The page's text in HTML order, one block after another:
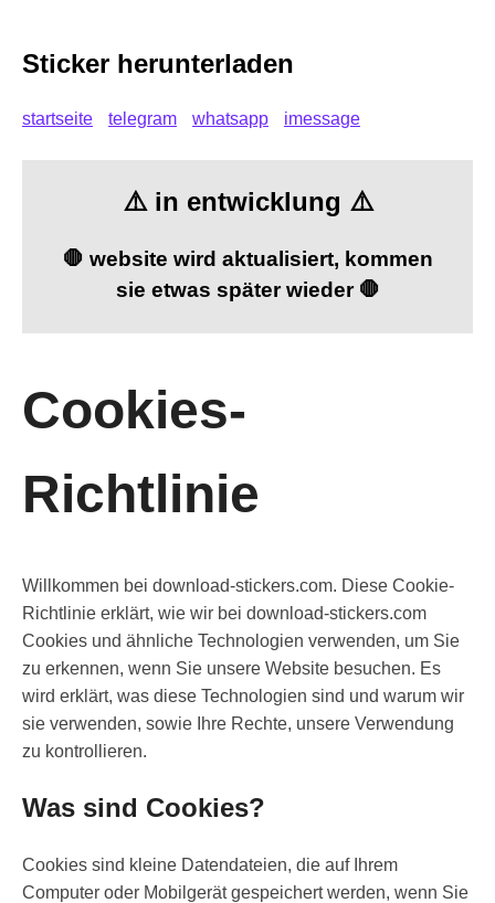
Sticker herunterladen
startseite telegram whatsapp imessage
⚠️ in entwicklung ⚠️
🛑 website wird aktualisiert, kommen
sie etwas später wieder 🛑
Cookies-
Richtlinie
Willkommen bei download-stickers.com. Diese Cookie-
Richtlinie erklärt, wie wir bei download-stickers.com
Cookies und ähnliche Technologien verwenden, um Sie
zu erkennen, wenn Sie unsere Website besuchen. Es
wird erklärt, was diese Technologien sind und warum wir
sie verwenden, sowie Ihre Rechte, unsere Verwendung
zu kontrollieren.
Was sind Cookies?
Cookies sind kleine Datendateien, die auf Ihrem
Computer oder Mobilgerät gespeichert werden, wenn Sie